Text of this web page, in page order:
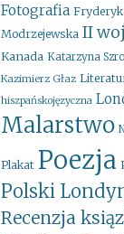
Fotografia Fryderyk
Modrzejewska II
Kanada Katarzyna
Kazimierz Głaz
hiszpańskojęzyczna
Malarstwo
Plakat Poezja
Polski
Recenzja